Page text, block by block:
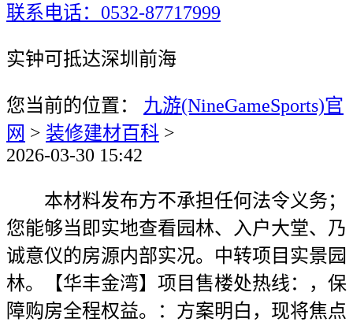
联系电话：0532-87717999
实钟可抵达深圳前海
您当前的位置： 九游(NineGameSports)官
网 > 装修建材百科 >
2026-03-30 15:42
本材料发布方不承担任何法令义务；
您能够当即实地查看园林、入户大堂、乃
诚意仪的房源内部实况。中转项目实景园
林。【华丰金湾】项目售楼处热线：，保
障购房全程权益。：方案明白，现将焦点